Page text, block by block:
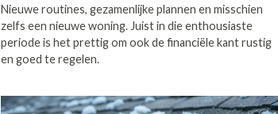
Nieuwe routines, gezamenlijke plannen en misschien
zelfs een nieuwe woning. Juist in die enthousiaste
periode is het prettig om ook de financiële kant rustig
en goed te regelen.